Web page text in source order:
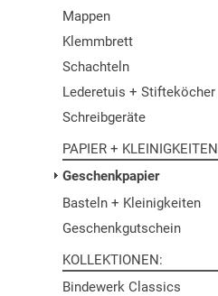
Mappen
Klemmbrett
Schachteln
Lederetuis + Stifteköcher
Schreibgeräte
PAPIER + KLEINIGKEITEN
Geschenkpapier
Basteln + Kleinigkeiten
Geschenkgutschein
KOLLEKTIONEN
Bindewerk Classics